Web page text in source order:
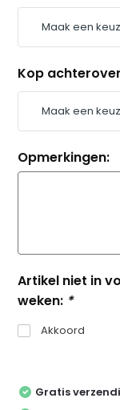
Kop
Opmerkingen:
Artikel niet in
weken: *
Akkoord
Gratis